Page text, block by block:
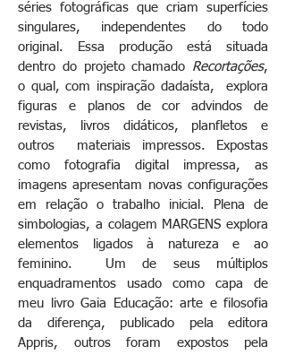
séries fotográficas que criam superfícies
singulares, independentes do todo
original. Essa produção está situada
dentro do projeto chamado Recortações,
o qual, com inspiração dadaísta, explora
figuras e planos de cor advindos de
revistas, livros didáticos, planfletos e
outros materiais impressos. Expostas
como fotografia digital impressa, as
imagens apresentam novas configurações
em relação o trabalho inicial. Plena de
simbologias, a colagem MARGENS explora
elementos ligados à natureza e ao
feminino. Um de seus múltiplos
enquadramentos usado como capa de
meu livro Gaia Educação: arte e filosofia
da diferença, publicado pela editora
Appris, outros foram expostos pela